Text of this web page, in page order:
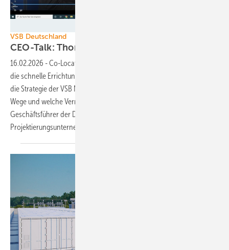
VSB Deutschland
CEO-Talk: Thomas Winkler übers Türen öffnen
16.02.2026 -Co-Locations von Windkraft und PV als neuer Trend für
die schnelle Errichtung größerer Photovoltaikparks in Deutschland ist
die Strategie der VSB Neue Energien Deutschland GmbH. Welche
Wege und welche Vermarktung hier klug ist, erklärt Thomas Winkler,
Geschäftsführer der Deutschland-Sparte des Dresdner
Projektierungsunternehmens.